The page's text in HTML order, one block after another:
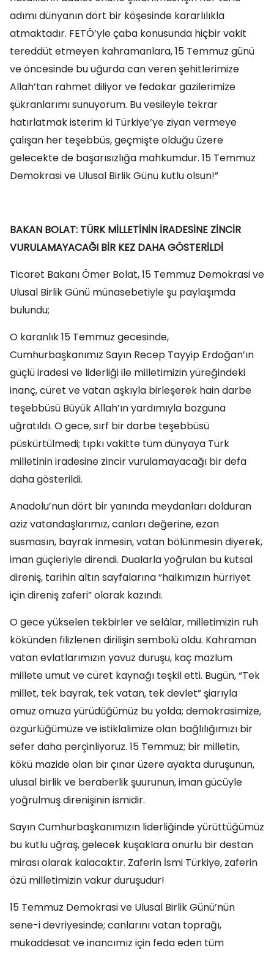
adımı dünyanın dört bir köşesinde kararlılıkla
atmaktadır. FETÖ’yle çaba konusunda hiçbir vakit
tereddüt etmeyen kahramanlara, 15 Temmuz günü
ve öncesinde bu uğurda can veren şehitlerimize
Allah’tan rahmet diliyor ve fedakar gazilerimize
şükranlarımı sunuyorum. Bu vesileyle tekrar
hatırlatmak isterim ki Türkiye’ye ziyan vermeye
çalışan her teşebbüs, geçmişte olduğu üzere
gelecekte de başarısızlığa mahkumdur. 15 Temmuz
Demokrasi ve Ulusal Birlik Günü kutlu olsun!”
BAKAN BOLAT: TÜRK MİLLETİNİN İRADESİNE ZİNCİR
VURULAMAYACAĞI BİR KEZ DAHA GÖSTERİLDİ
Ticaret Bakanı Ömer Bolat, 15 Temmuz Demokrasi ve
Ulusal Birlik Günü münasebetiyle şu paylaşımda
bulundu;
O karanlık 15 Temmuz gecesinde,
Cumhurbaşkanımız Sayın Recep Tayyip Erdoğan’ın
güçlü iradesi ve liderliği ile milletimizin yüreğindeki
inanç, cüret ve vatan aşkıyla birleşerek hain darbe
teşebbüsü Büyük Allah’ın yardımıyla bozguna
uğratıldı. O gece, sırf bir darbe teşebbüsü
püskürtülmedi; tıpkı vakitte tüm dünyaya Türk
milletinin iradesine zincir vurulamayacağı bir defa
daha gösterildi.
Anadolu’nun dört bir yanında meydanları dolduran
aziz vatandaşlarımız, canları değerine, ezan
susmasın, bayrak inmesin, vatan bölünmesin diyerek,
iman güçleriyle direndi. Dualarla yoğrulan bu kutsal
direniş, tarihin altın sayfalarına “halkımızın hürriyet
için direniş zaferi” olarak kazındı.
O gece yükselen tekbirler ve selâlar, milletimizin ruh
kökünden filizlenen dirilişin sembolü oldu. Kahraman
vatan evlatlarımızın yavuz duruşu, kaç mazlum
millete umut ve cüret kaynağı teşkil etti. Bugün, “Tek
millet, tek bayrak, tek vatan, tek devlet” şiarıyla
omuz omuza yürüdüğümüz bu yolda; demokrasimize,
özgürlüğümüze ve istiklalimize olan bağlılığımızı bir
sefer daha perçinliyoruz. 15 Temmuz; bir milletin,
kökü mazide olan bir çınar üzere ayakta duruşunun,
ulusal birlik ve beraberlik şuurunun, iman gücüyle
yoğrulmuş direnişinin ismidir.
Sayın Cumhurbaşkanımızın liderliğinde yürüttüğümüz
bu kutlu uğraş, gelecek kuşaklara onurlu bir destan
mirası olarak kalacaktır. Zaferin İsmi Türkiye, zaferin
özü milletimizin vakur duruşudur!
15 Temmuz Demokrasi ve Ulusal Birlik Günü’nün
sene-i devriyesinde; canlarını vatan toprağı,
mukaddesat ve inancımız için feda eden tüm